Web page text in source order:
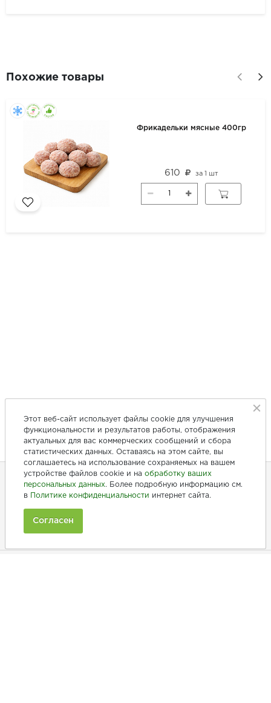
Похожие товары
Фрикадельки мясные 400гр
610 за 1 шт
+7 (846) 275-20-10
Этот веб-сайт использует файлы cookie для улучшения
функциональности и результатов работы, отображения
актуальных для вас коммерческих сообщений и сбора
статистических данных. Оставаясь на этом сайте, вы
соглашаетесь на использование сохраняемых на вашем
устройстве файлов cookie и на обработку ваших
персональных данных. Более подробную информацию см.
в
Политике конфиденциальности интернет сайта.
Согласен